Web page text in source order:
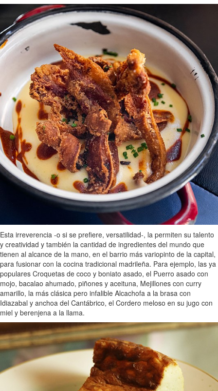
Esta irreverencia -o si se prefiere, versatilidad-, la permiten su talento
y creatividad y también la cantidad de ingredientes del mundo que
tienen al alcance de la mano, en el barrio más variopinto de la capital,
para fusionar con la cocina tradicional madrileña. Para ejemplo, las ya
populares Croquetas de coco y boniato asado, el Puerro asado con
mojo, bacalao ahumado, piñones y aceituna, Mejillones con curry
amarillo, la más clásica pero infalible Alcachofa a la brasa con
Idiazabal y anchoa del Cantábrico, el Cordero meloso en su jugo con
miel y berenjena a la llama.